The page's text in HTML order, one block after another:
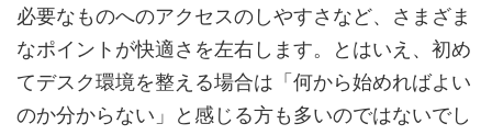
必要なものへのアクセスのしやすさなど、さまざま
なポイントが快適さを左右します。とはいえ、初め
てデスク環境を整える場合は「何から始めればよい
のか分からない」と感じる方も多いのではないでし